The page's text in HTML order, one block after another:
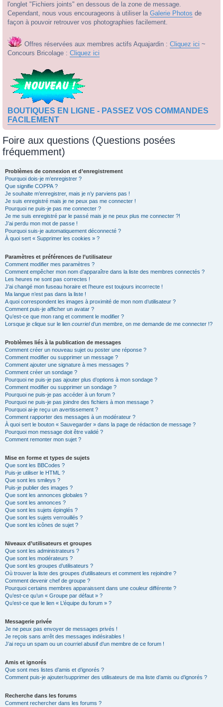
l'onglet "Fichiers joints" en dessous de la zone de message.
Cependant, nous vous encourageons à utiliser la Galerie Photos de
façon à pouvoir retrouver vos photographies facilement.
Offres réservées aux membres actifs Aquajardin : Cliquez ici ~
Concours Bricolage : Cliquez ici
BOUTIQUES EN LIGNE - PASSEZ VOS COMMANDES
FACILEMENT
Foire aux questions (Questions posées
fréquemment)
Problèmes de connexion et d’enregistrement
Pourquoi dois-je m’enregistrer ?
Que signifie COPPA ?
Je souhaite m’enregistrer, mais je n’y parviens pas !
Je suis enregistré mais je ne peux pas me connecter !
Pourquoi ne puis-je pas me connecter ?
Je me suis enregistré par le passé mais je ne peux plus me connecter ?!
J’ai perdu mon mot de passe !
Pourquoi suis-je automatiquement déconnecté ?
À quoi sert « Supprimer les cookies » ?
Paramètres et préférences de l’utilisateur
Comment modifier mes paramètres ?
Comment empêcher mon nom d’apparaître dans la liste des membres connectés ?
Les heures ne sont pas correctes !
J’ai changé mon fuseau horaire et l’heure est toujours incorrecte !
Ma langue n’est pas dans la liste !
A quoi correspondent les images à proximité de mon nom d’utilisateur ?
Comment puis-je afficher un avatar ?
Qu’est-ce que mon rang et comment le modifier ?
Lorsque je clique sur le lien courrield’un membre, on me demande de me connecter !?
Problèmes liés à la publication de messages
Comment créer un nouveau sujet ou poster une réponse ?
Comment modifier ou supprimer un message ?
Comment ajouter une signature à mes messages ?
Comment créer un sondage ?
Pourquoi ne puis-je pas ajouter plus d’options à mon sondage ?
Comment modifier ou supprimer un sondage ?
Pourquoi ne puis-je pas accéder à un forum ?
Pourquoi ne puis-je pas joindre des fichiers à mon message ?
Pourquoi ai-je reçu un avertissement ?
Comment rapporter des messages à un modérateur ?
À quoi sert le bouton « Sauvegarder » dans la page de rédaction de message ?
Pourquoi mon message doit être validé ?
Comment remonter mon sujet ?
Mise en forme et types de sujets
Que sont les BBCodes ?
Puis-je utiliser le HTML ?
Que sont les smileys ?
Puis-je publier des images ?
Que sont les annonces globales ?
Que sont les annonces ?
Que sont les sujets épinglés ?
Que sont les sujets verrouillés ?
Que sont les icônes de sujet ?
Niveaux d’utilisateurs et groupes
Que sont les administrateurs ?
Que sont les modérateurs ?
Que sont les groupes d’utilisateurs ?
Où trouver la liste des groupes d’utilisateurs et comment les rejoindre ?
Comment devenir chef de groupe ?
Pourquoi certains membres apparaissent dans une couleur différente ?
Qu’est-ce qu’un « Groupe par défaut » ?
Qu’est-ce que le lien « L’équipe du forum » ?
Messagerie privée
Je ne peux pas envoyer de messages privés !
Je reçois sans arrêt des messages indésirables !
J’ai reçu un spam ou un courriel abusif d’un membre de ce forum !
Amis et ignorés
Que sont mes listes d’amis et d’ignorés ?
Comment puis-je ajouter/supprimer des utilisateurs de ma liste d’amis ou d’ignorés ?
Recherche dans les forums
Comment rechercher dans les forums ?